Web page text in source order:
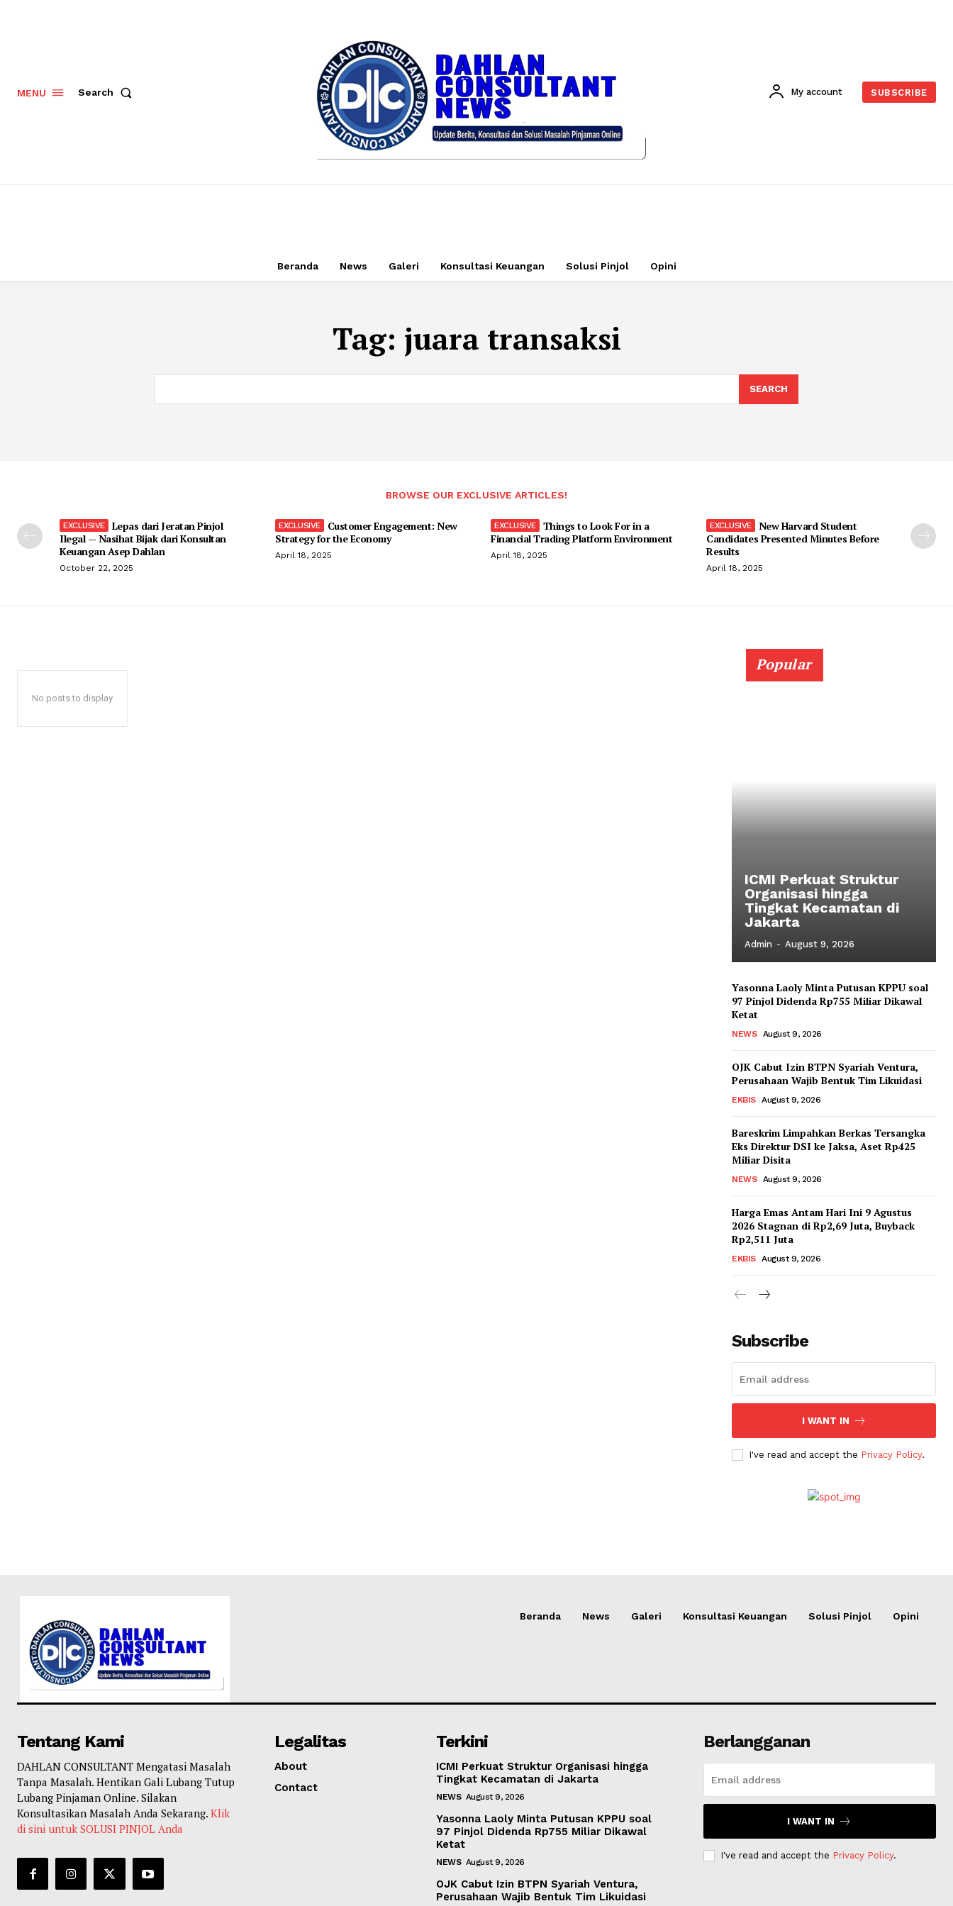
MENU Search My account SUBSCRIBE
Beranda News Galeri Konsultasi Keuangan Solusi Pinjol Opini
Tag: juara transaksi
SEARCH
BROWSE OUR EXCLUSIVE ARTICLES!
Lepas dari Jeratan Pinjol
Ilegal — Nasihat Bijak dari Konsultan
Keuangan Asep Dahlan
October 22, 2025
Customer Engagement: New
Strategy for the Economy
April 18, 2025
Things to Look For in a
Financial Trading Platform Environment
April 18, 2025
New Harvard Student
Candidates Presented Minutes Before
Results
April 18, 2025
No posts to display
Popular
ICMI Perkuat Struktur
Organisasi hingga
Tingkat Kecamatan di
Jakarta
Admin - August 9, 2026
Yasonna Laoly Minta Putusan KPPU soal
97 Pinjol Didenda Rp755 Miliar Dikawal
Ketat
NEWS August 9, 2026
OJK Cabut Izin BTPN Syariah Ventura,
Perusahaan Wajib Bentuk Tim Likuidasi
EKBIS August 9, 2026
Bareskrim Limpahkan Berkas Tersangka
Eks Direktur DSI ke Jaksa, Aset Rp425
Miliar Disita
NEWS August 9, 2026
Harga Emas Antam Hari Ini 9 Agustus
2026 Stagnan di Rp2,69 Juta, Buyback
Rp2,511 Juta
EKBIS August 9, 2026
Subscribe
I WANT IN
I've read and accept the Privacy Policy.
Beranda News Galeri Konsultasi Keuangan Solusi Pinjol Opini
Tentang Kami
DAHLAN CONSULTANT Mengatasi Masalah
Tanpa Masalah. Hentikan Gali Lubang Tutup
Lubang Pinjaman Online. Silakan
Konsultasikan Masalah Anda Sekarang. Klik
di sini untuk SOLUSI PINJOL Anda
Legalitas
About
Contact
Terkini
ICMI Perkuat Struktur Organisasi hingga
Tingkat Kecamatan di Jakarta
NEWS August 9, 2026
Yasonna Laoly Minta Putusan KPPU soal
97 Pinjol Didenda Rp755 Miliar Dikawal
Ketat
NEWS August 9, 2026
OJK Cabut Izin BTPN Syariah Ventura,
Perusahaan Wajib Bentuk Tim Likuidasi
Berlangganan
I WANT IN
I've read and accept the Privacy Policy.